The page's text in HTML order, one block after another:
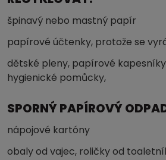
špinavý nebo mastný papír
papírové účtenky, protože se
dětské pleny, papírové
hygienické pomůcky,
SPORNÝ PAPÍROVÝ
nápojové kartóny
obaly od vajec, roličky od